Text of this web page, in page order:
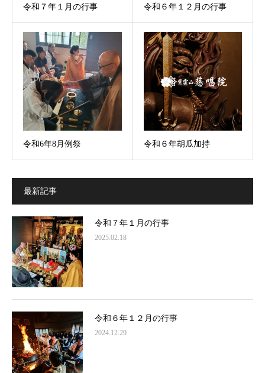
令和７年１月の行事 令和６年１２月の行事
令和6年8月例祭 令和６年胡瓜加持
最新記事
令和７年１月の行事
2025.02.18
令和６年１２月の行事
2024.12.29